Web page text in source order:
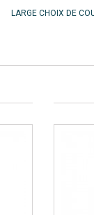
LARGE CHOIX DE